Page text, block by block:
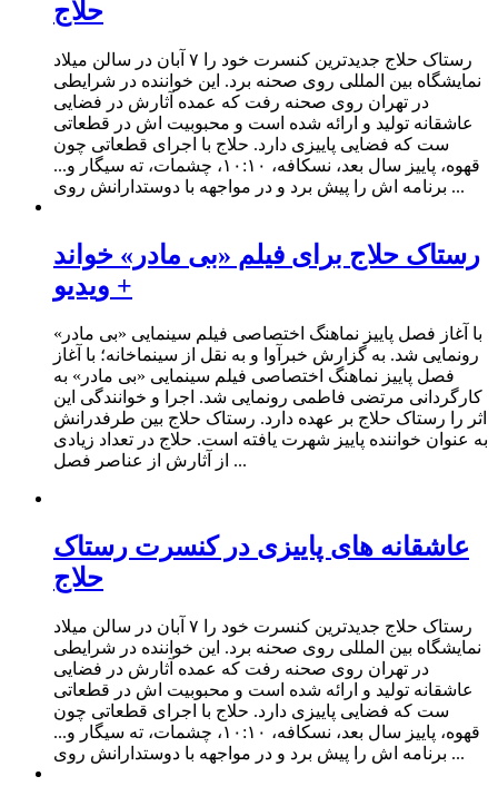
حلاج
رستاک حلاج جدیدترین کنسرت خود را ۷ آبان در سالن میلاد
نمایشگاه بین المللی روی صحنه برد. این خواننده در شرایطی
در تهران روی صحنه رفت که عمده آثارش در فضایی
عاشقانه تولید و ارائه شده است و محبوبیت اش در قطعاتی
ست که فضایی پاییزی دارد. حلاج با اجرای قطعاتی چون
قهوه، پاییز سال بعد، نسکافه، ۱۰:۱۰، چشمات، ته سیگار و...
برنامه اش را پیش برد و در مواجهه با دوستدارانش روی ...
رستاک حلاج برای فیلم «بی مادر» خواند
+ ویدیو
با آغاز فصل پاییز نماهنگ اختصاصی فیلم سینمایی «بی مادر»
رونمایی شد. به گزارش خبرآوا و به نقل از سینماخانه؛ با آغاز
فصل پاییز نماهنگ اختصاصی فیلم سینمایی «بی مادر» به
کارگردانی مرتضی فاطمی رونمایی شد. اجرا و خوانندگی این
اثر را رستاک حلاج بر عهده دارد. رستاک حلاج بین طرفدرانش
به عنوان خواننده پاییز شهرت یافته است. حلاج در تعداد زیادی
از آثارش از عناصر فصل ...
عاشقانه های پاییزی در کنسرت رستاک
حلاج
رستاک حلاج جدیدترین کنسرت خود را ۷ آبان در سالن میلاد
نمایشگاه بین المللی روی صحنه برد. این خواننده در شرایطی
در تهران روی صحنه رفت که عمده آثارش در فضایی
عاشقانه تولید و ارائه شده است و محبوبیت اش در قطعاتی
ست که فضایی پاییزی دارد. حلاج با اجرای قطعاتی چون
قهوه، پاییز سال بعد، نسکافه، ۱۰:۱۰، چشمات، ته سیگار و...
برنامه اش را پیش برد و در مواجهه با دوستدارانش روی ...